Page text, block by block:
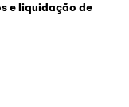
e liquidação de